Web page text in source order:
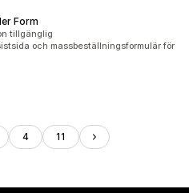
Form
tillgänglig
och massbeställningsformulär för
4 11